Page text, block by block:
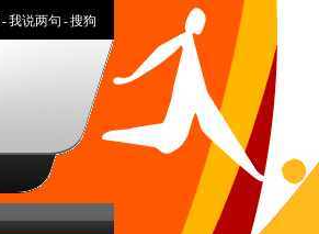
-我说两句 -搜狗